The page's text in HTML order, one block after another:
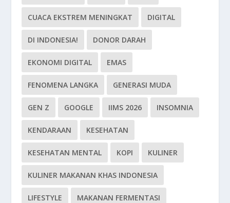
CUACA EKSTREM MENINGKAT DIGITAL
DI INDONESIA! DONOR DARAH
EKONOMI DIGITAL EMAS
FENOMENA LANGKA GENERASI MUDA
GEN Z GOOGLE IIMS 2026 INSOMNIA
KENDARAAN KESEHATAN
KESEHATAN MENTAL KOPI KULINER
KULINER MAKANAN KHAS INDONESIA
LIFESTYLE MAKANAN FERMENTASI